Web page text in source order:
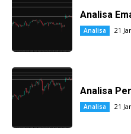
Analisa
Analisa 21
Analisa
Analisa 21